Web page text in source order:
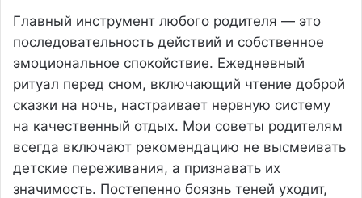
Главный инструмент любого родителя — это
последовательность действий и собственное
эмоциональное спокойствие. Ежедневный
ритуал перед сном, включающий чтение доброй
сказки на ночь, настраивает нервную систему
на качественный отдых. Мои советы родителям
всегда включают рекомендацию не высмеивать
детские переживания, а признавать их
значимость. Постепенно боязнь теней уходит,